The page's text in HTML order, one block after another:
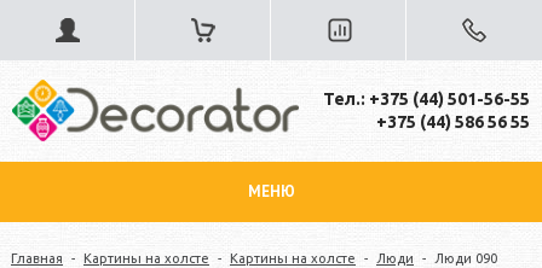
Тел.: +375 (44) 501-56-55
+375 (44) 586 56 55
МЕНЮ
Главная - Картины на холсте - Картины на холсте - Люди - Люди 090